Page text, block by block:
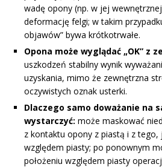
wadę opony (np. w jej
deformację felgi; w takim
objawów” bywa krótkotrwałe.
Opona może wyglądać „OK” z
uszkodzeń stabilny wynik
uzyskania, mimo że zewnętrzna
oczywistych oznak usterki.
Dlaczego samo doważanie na
wystarczyć: może maskować
z kontaktu opony z piastą i z tego,
względem piasty; po ponownym
położeniu względem piasty